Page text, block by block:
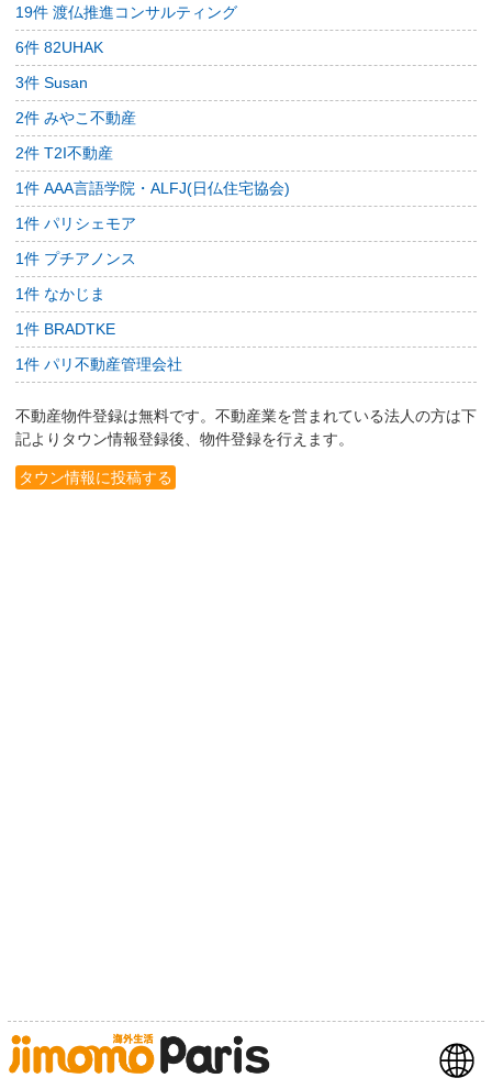
19件 渡仏推進コンサルティング
6件 82UHAK
3件 Susan
2件 みやこ不動産
2件 T2I不動産
1件 AAA言語学院・ALFJ(日仏住宅協会)
1件 パリシェモア
1件 プチアノンス
1件 なかじま
1件 BRADTKE
1件 パリ不動産管理会社
不動産物件登録は無料です。不動産業を営まれている法人の方は下
記よりタウン情報登録後、物件登録を行えます。
タウン情報に投稿する